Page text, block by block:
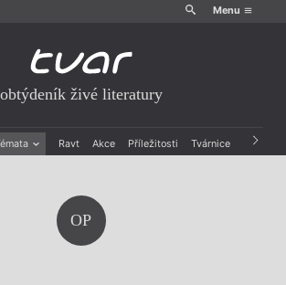
Menu
obtýdeník živé literatury
Ravt Akce Příležitosti Tvárnice Archiv
OP